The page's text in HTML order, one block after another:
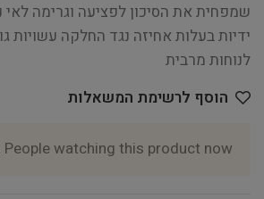
שמפחית את הסיכון לפציעה וגרימה לאי
ידיות בעלות אחיזה נגד החלקה עשויות
לנוחות מרבית
הוסף לרשימת המשאלות
People watching this product now!